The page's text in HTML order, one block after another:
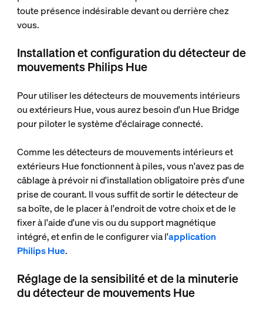
toute présence indésirable devant ou derrière chez
vous.
Installation et configuration du détecteur de
mouvements Philips Hue
Pour utiliser les détecteurs de mouvements intérieurs
ou extérieurs Hue, vous aurez besoin d'un Hue Bridge
pour piloter le système d'éclairage connecté.
Comme les détecteurs de mouvements intérieurs et
extérieurs Hue fonctionnent à piles, vous n'avez pas de
câblage à prévoir ni d'installation obligatoire près d'une
prise de courant. Il vous suffit de sortir le détecteur de
sa boîte, de le placer à l'endroit de votre choix et de le
fixer à l'aide d'une vis ou du support magnétique
intégré, et enfin de le configurer via l'application
Philips Hue.
Réglage de la sensibilité et de la minuterie
du détecteur de mouvements Hue